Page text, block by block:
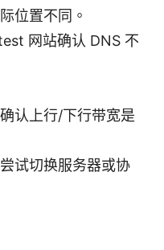
位置不同。
网站确认 DNS 不
认上行/下行带宽是
试切换服务器或协